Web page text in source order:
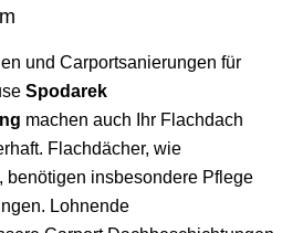
und Carportsanierungen für
Spodarek
machen auch Ihr Flachdach
Flachdächer, wie
benötigen insbesondere Pflege
Lohnende